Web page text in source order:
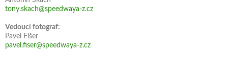
tony.skach@speedwaya-z.cz
Vedoucí fotograf:
Pavel Fišer
pavel.fiser@speedwaya-z.cz